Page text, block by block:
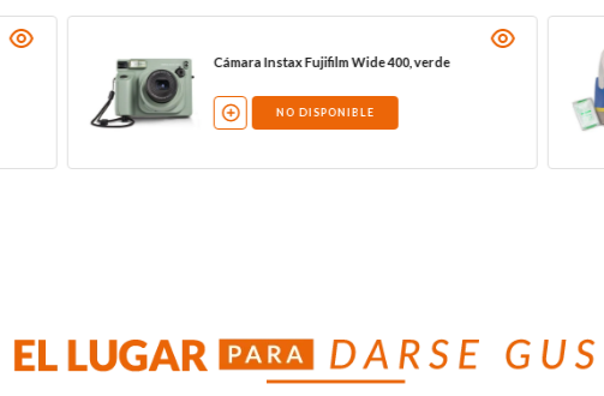
Cámara Instax Fujifilm Wide 400, verde
NO DISPONIBLE